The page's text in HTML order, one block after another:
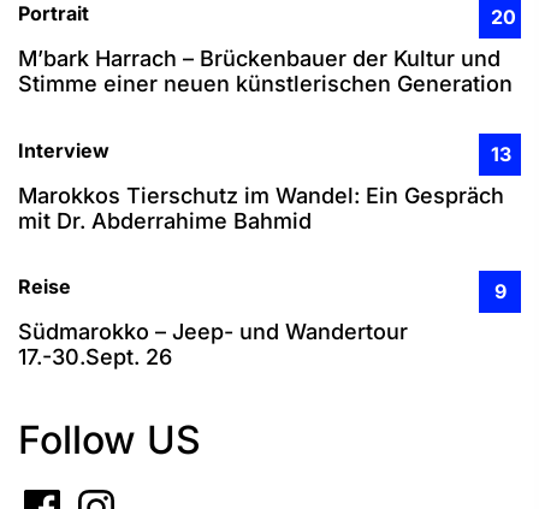
Portrait 20
M’bark Harrach – Brückenbauer der Kultur und
Stimme einer neuen künstlerischen Generation
Interview 13
Marokkos Tierschutz im Wandel: Ein Gespräch
mit Dr. Abderrahime Bahmid
Reise 9
Südmarokko – Jeep- und Wandertour
17.-30.Sept. 26
Follow US